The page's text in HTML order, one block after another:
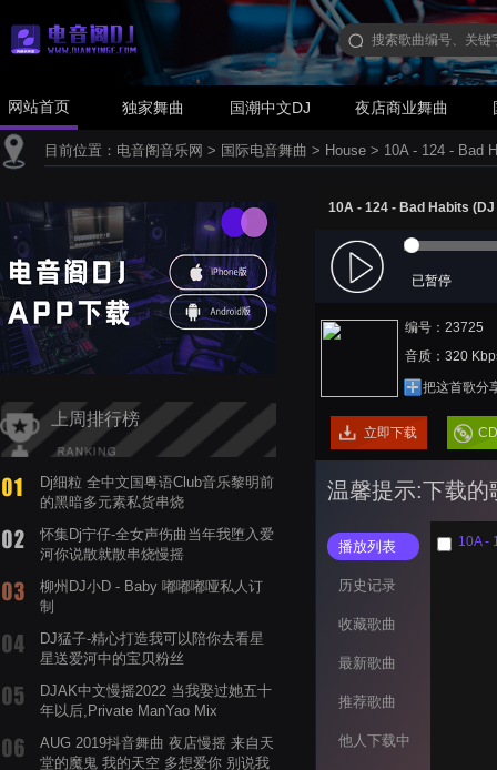
网站首页 独家舞曲 国潮中文DJ 夜店商业舞曲
目前位置： 电音阁音乐网 > 国际电音舞曲 > House > 10A - 124 - Bad
上周排行榜
Dj细粒 全中文国粤语Club音乐黎明前
的黑暗多元素私货串烧
怀集Dj宁仔-全女声伤曲当年我堕入爱
河你说散就散串烧慢摇
柳州DJ小D - Baby 嘟嘟嘟哑私人订
制
DJ猛子-精心打造我可以陪你去看星
星送爱河中的宝贝粉丝
DJAK中文慢摇2022 当我娶过她五十
年以后,Private ManYao Mix
AUG 2019抖音舞曲 夜店慢摇 来自天
堂的魔鬼 我的天空 多想爱你 别说我
10A - 124 - Bad Habits
已暂停
编号：23725
音质：320
把这首歌分
立即下载
温馨提示:下载的
播放列表
历史记录
收藏歌曲
最新歌曲
推荐歌曲
他人下载中
10A -